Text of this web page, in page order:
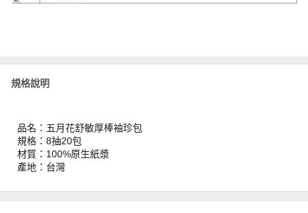
規格說明
品名：五月花舒敏厚棒袖珍包
規格：8抽20包
材質：100%原生紙漿
產地：台灣